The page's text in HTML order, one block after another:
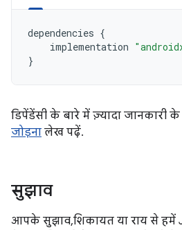
dependencies {
implementation
}
डिपेंडेंसी के बारे में ज़्यादा जानकारी के
जोड़ना लेख पढ़ें.
सुझाव
आपके सुझाव, शिकायत या राय से हमें